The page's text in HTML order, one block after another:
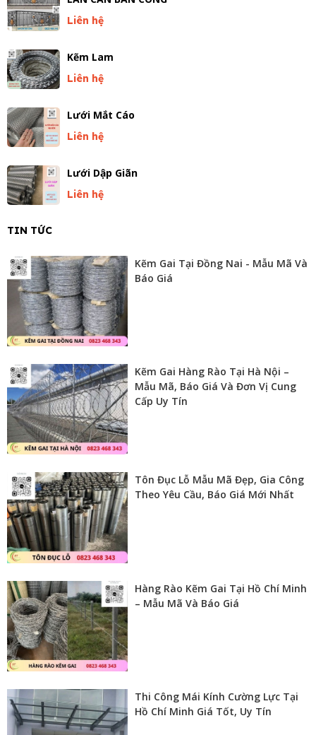
Liên hệ
Kẽm Lam
Liên hệ
Lưới Mắt Cáo
Liên hệ
Lưới Dập Giãn
Liên hệ
TIN TỨC
Kẽm Gai Tại Đồng Nai - Mẫu Mã Và
Báo Giá
Kẽm Gai Hàng Rào Tại Hà Nội –
Mẫu Mã, Báo Giá Và Đơn Vị Cung
Cấp Uy Tín
Tôn Đục Lỗ Mẫu Mã Đẹp, Gia Công
Theo Yêu Cầu, Báo Giá Mới Nhất
Hàng Rào Kẽm Gai Tại Hồ Chí Minh
– Mẫu Mã Và Báo Giá
Thi Công Mái Kính Cường Lực Tại
Hồ Chí Minh Giá Tốt, Uy Tín